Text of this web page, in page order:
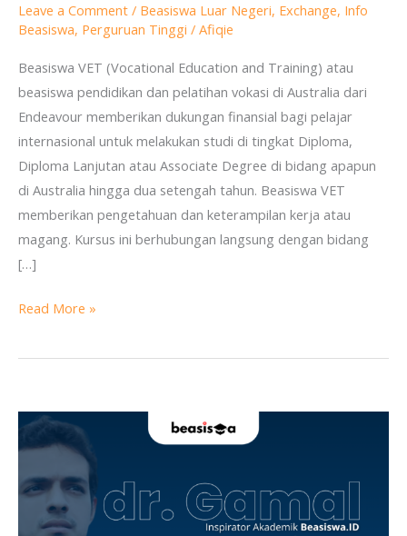
Leave a Comment / Beasiswa Luar Negeri, Exchange, Info
Beasiswa, Perguruan Tinggi / Afiqie
Beasiswa VET (Vocational Education and Training) atau
beasiswa pendidikan dan pelatihan vokasi di Australia dari
Endeavour memberikan dukungan finansial bagi pelajar
internasional untuk melakukan studi di tingkat Diploma,
Diploma Lanjutan atau Associate Degree di bidang apapun
di Australia hingga dua setengah tahun. Beasiswa VET
memberikan pengetahuan dan keterampilan kerja atau
magang. Kursus ini berhubungan langsung dengan bidang
[…]
Pelatihan
di
Australia
dari
Endeavour
Read More »